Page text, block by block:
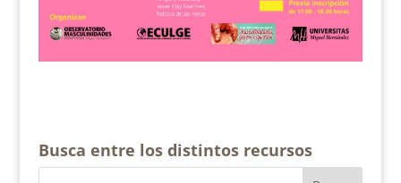
Busca entre los distintos recursos